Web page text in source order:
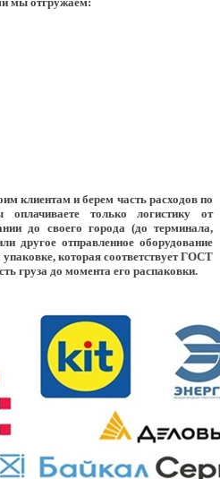
клиентам и берем часть расходов по
только логистику от
до своего города (до терминала,
другое отправленное оборудование
упаковке, которая соответствует ГОСТ
груза до момента его распаковки.